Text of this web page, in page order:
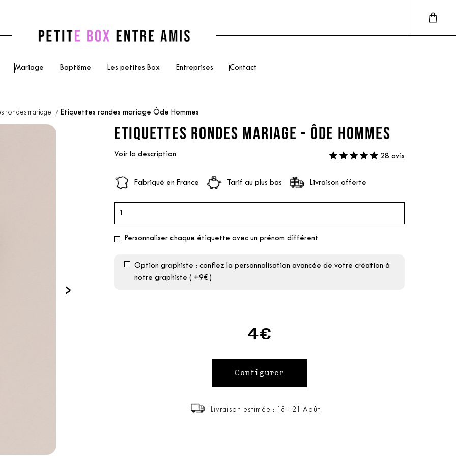
Mariage Baptême Les petites Box Entreprises Contact
rondes mariage Etiquettes rondes mariage Ôde Hommes
›
ETIQUETTES RONDES MARIAGE - ÔDE HOMMES
Voir la description 28 avis
Fabriqué en France Tarif au plus bas Livraison offerte
Personnaliser chaque étiquette avec un prénom différent
Option graphiste : confiez la personnalisation avancée de votre création à
notre graphiste ( +9€ )
4€
Livraison estimée : 18 - 21 Août